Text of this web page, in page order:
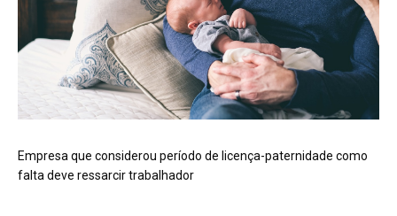
Empresa que considerou período de licença-paternidade como
falta deve ressarcir trabalhador